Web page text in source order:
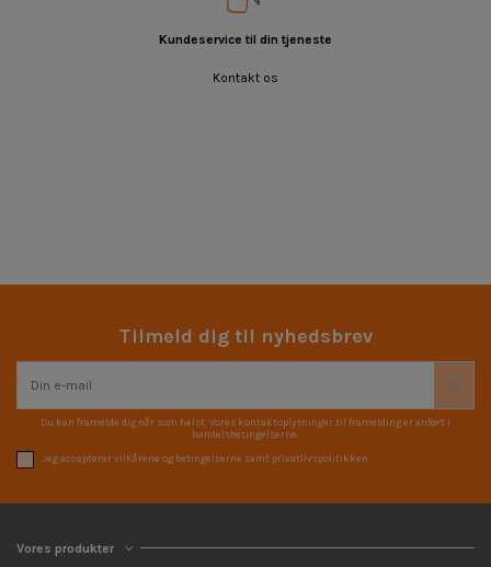
Kundeservice til din tjeneste
Kontakt os
Tilmeld dig til nyhedsbrev
Du kan framelde dig når som helst. Vores kontaktoplysninger til framelding er anført i
handelsbetingelserne.
Jeg accepterer vilkårene og betingelserne samt privatlivspolitikken
Vores produkter